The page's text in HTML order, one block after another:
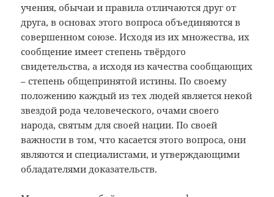
учения, обычаи и правила отличаются друг от
друга, в основах этого вопроса объединяются в
совершенном союзе. Исходя из их множества, их
сообщение имеет степень твёрдого
свидетельства, а исходя из качества сообщающих
– степень общепринятой истины. По своему
положению каждый из тех людей является некой
звездой рода человеческого, очами своего
народа, святым для своей нации. По своей
важности в том, что касается этого вопроса, они
являются и специалистами, и утверждающими
обладателями доказательств.